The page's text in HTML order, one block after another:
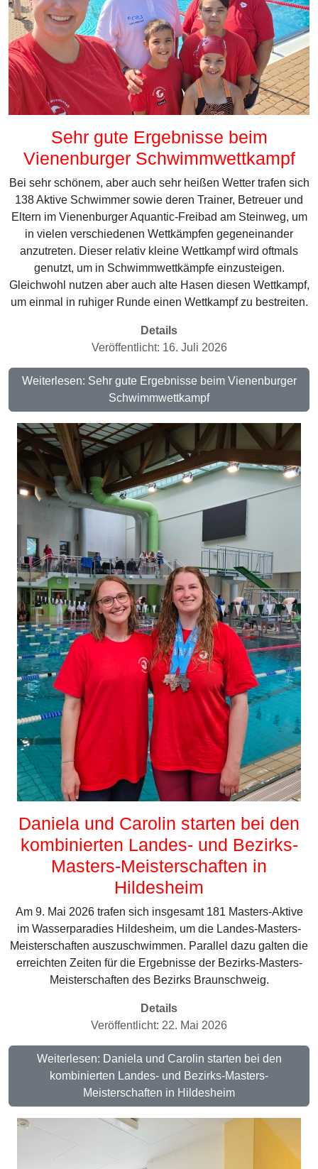
Sehr gute Ergebnisse beim
Vienenburger Schwimmwettkampf
Bei sehr schönem, aber auch sehr heißen Wetter trafen sich
138 Aktive Schwimmer sowie deren Trainer, Betreuer und
Eltern im Vienenburger Aquantic-Freibad am Steinweg, um
in vielen verschiedenen Wettkämpfen gegeneinander
anzutreten. Dieser relativ kleine Wettkampf wird oftmals
genutzt, um in Schwimmwettkämpfe einzusteigen.
Gleichwohl nutzen aber auch alte Hasen diesen Wettkampf,
um einmal in ruhiger Runde einen Wettkampf zu bestreiten.
Details
Veröffentlicht: 16. Juli 2026
Weiterlesen: Sehr gute Ergebnisse beim Vienenburger
Schwimmwettkampf
Daniela und Carolin starten bei den
kombinierten Landes- und Bezirks-
Masters-Meisterschaften in
Hildesheim
Am 9. Mai 2026 trafen sich insgesamt 181 Masters-Aktive
im Wasserparadies Hildesheim, um die Landes-Masters-
Meisterschaften auszuschwimmen. Parallel dazu galten die
erreichten Zeiten für die Ergebnisse der Bezirks-Masters-
Meisterschaften des Bezirks Braunschweig.
Details
Veröffentlicht: 22. Mai 2026
Weiterlesen: Daniela und Carolin starten bei den
kombinierten Landes- und Bezirks-Masters-
Meisterschaften in Hildesheim